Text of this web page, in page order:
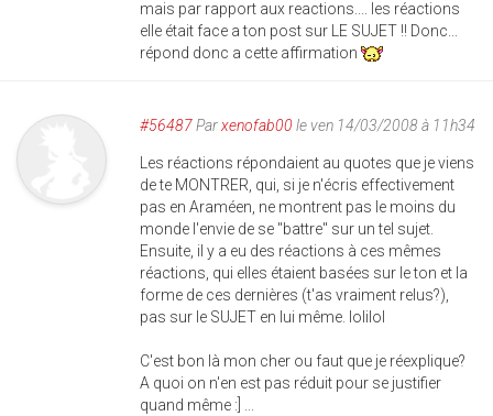
mais par rapport aux reactions.... les réactions
elle était face a ton post sur LE SUJET !! Donc...
répond donc a cette affirmation
#56487Parxenofab00 le ven 14/03/2008 à 11h34
Les réactions répondaient au quotes que je viens
de te MONTRER, qui, si je n'écris effectivement
pas en Araméen, ne montrent pas le moins du
monde l'envie de se "battre" sur un tel sujet.
Ensuite, il y a eu des réactions à ces mêmes
réactions, qui elles étaient basées sur le ton et la
forme de ces dernières (t'as vraiment relus?),
pas sur le SUJET en lui même. lolilol
C'est bon là mon cher ou faut que je réexplique?
A quoi on n'en est pas réduit pour se justifier
quand même :] ...